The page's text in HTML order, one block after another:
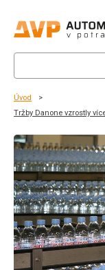
Úvod
Tržby Danone vzrostly